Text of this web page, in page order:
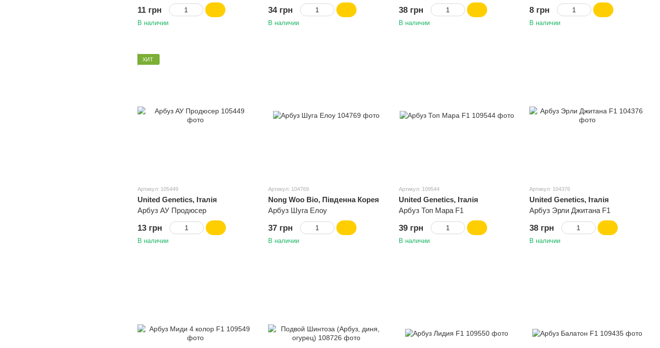
11 грн
В наличии
34 грн
В наличии
38 грн
В наличии
8 грн
В наличии
ХИТ
Артикул: 105449
United Genetics, Італія
Арбуз АУ Продюсер
13 грн
В наличии
Артикул: 104769
Nong Woo Bio, Південна Корея
Арбуз Шуга Елоу
37 грн
В наличии
Артикул: 109544
United Genetics, Італія
Арбуз Топ Мара F1
39 грн
В наличии
Артикул: 104376
United Genetics, Італія
Арбуз Эрли Джитана F1
38 грн
В наличии